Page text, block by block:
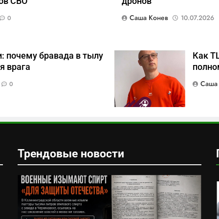
0
Саша Конев
10.07.2026
почему бравада в тылу
врага
0
Как
Саша
Трендовые новости